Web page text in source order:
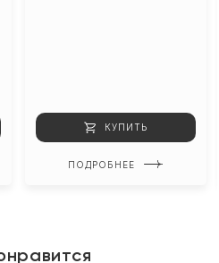
КУПИТЬ
ПОДРОБНЕЕ